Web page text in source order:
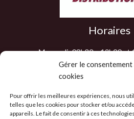
Gérer le consentement
cookies
Pour offrir les meilleures expériences, nous
telles que les cookies pour stocker et/ou
appareils. Le fait de consentir à ces
Horaires
Mercredi: 08h30 – 12h00 et
Jeudi: 08h30 – 12h00 et
Vendredi: 08h30 – 12h00
Les autres jours